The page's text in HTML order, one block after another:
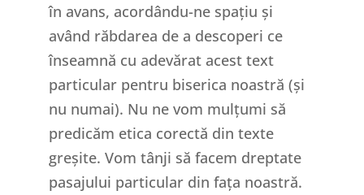
în avans, acordându-ne spațiu și
având răbdarea de a descoperi ce
înseamnă cu adevărat acest text
particular pentru biserica noastră (și
nu numai). Nu ne vom mulțumi să
predicăm etica corectă din texte
greșite. Vom tânji să facem dreptate
pasajului particular din fața noastră.